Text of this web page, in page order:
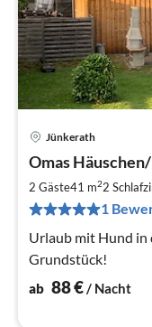
Jünkerath
Omas
2 Gäste41 m22
1
Urlaub mit Hund in
Grundstück!
ab 88€/ Nacht